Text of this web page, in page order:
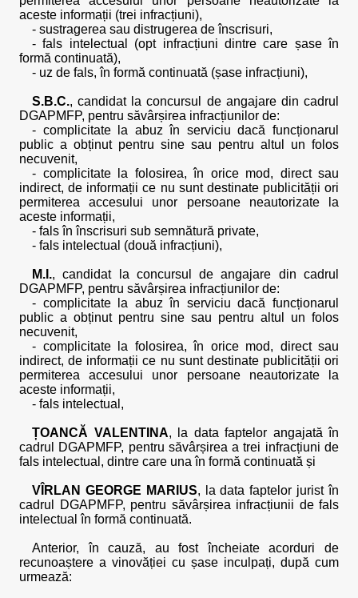
aceste informații (trei infracțiuni),
- sustragerea sau distrugerea de înscrisuri,
- fals intelectual (opt infracțiuni dintre care șase în
formă continuată),
- uz de fals, în formă continuată (șase infracțiuni),
S.B.C., candidat la concursul de angajare din cadrul
DGAPMFP, pentru săvârșirea infracțiunilor de:
- complicitate la abuz în serviciu dacă funcționarul
public a obținut pentru sine sau pentru altul un folos
necuvenit,
- complicitate la folosirea, în orice mod, direct sau
indirect, de informații ce nu sunt destinate publicității ori
permiterea accesului unor persoane neautorizate la
aceste informații,
- fals în înscrisuri sub semnătură private,
- fals intelectual (două infracțiuni),
M.I., candidat la concursul de angajare din cadrul
DGAPMFP, pentru săvârșirea infracțiunilor de:
- complicitate la abuz în serviciu dacă funcționarul
public a obținut pentru sine sau pentru altul un folos
necuvenit,
- complicitate la folosirea, în orice mod, direct sau
indirect, de informații ce nu sunt destinate publicității ori
permiterea accesului unor persoane neautorizate la
aceste informații,
- fals intelectual,
ȚOANCĂ VALENTINA, la data faptelor angajată în
cadrul DGAPMFP, pentru săvârșirea a trei infracțiuni de
fals intelectual, dintre care una în formă continuată și
VÎRLAN GEORGE MARIUS, la data faptelor jurist în
cadrul DGAPMFP, pentru săvârșirea infracțiunii de fals
intelectual în formă continuată.
Anterior, în cauză, au fost încheiate acorduri de
recunoaștere a vinovăției cu șase inculpați, după cum
urmează: